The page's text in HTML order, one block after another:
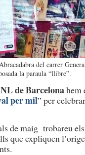
del carrer
la paraula “llibre”.
de Barcelonahem
per mil” per
de maig trobareu
que expliquen